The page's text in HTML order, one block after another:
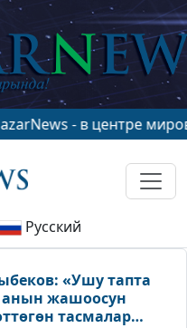
центре мирового
Русский
«Ушу тапта
жашоосун
тасмалар